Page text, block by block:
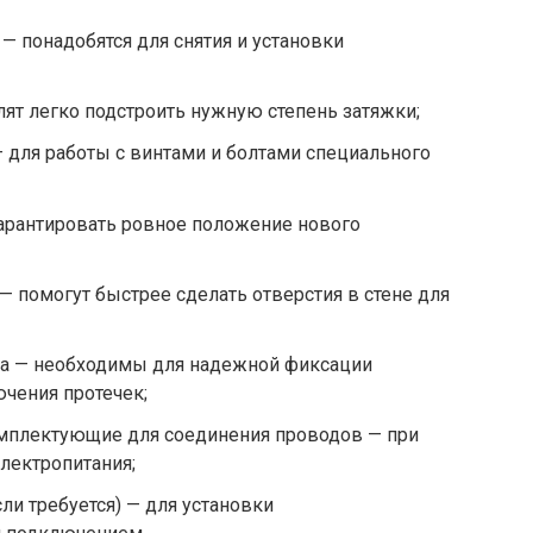
понадобятся для снятия и установки
легко подстроить нужную степень затяжки;
работы с винтами и болтами специального
ровное положение нового
быстрее сделать отверстия в стене для
— необходимы для надежной фиксации
протечек;
для соединения проводов — при
требуется) — для установки